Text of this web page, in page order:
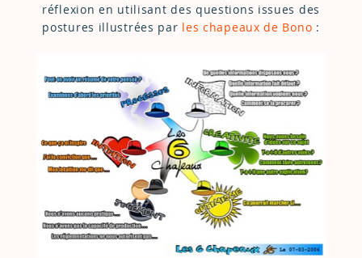
réflexion en utilisant des questions issues des
postures illustrées par les chapeaux de Bono :